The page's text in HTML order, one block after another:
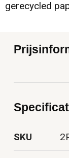
gerecycled
SKU